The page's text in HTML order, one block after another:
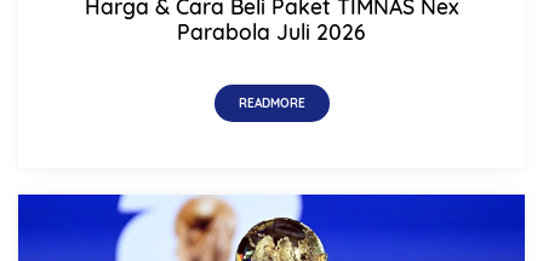
Harga & Cara Beli Paket TIMNAS Nex
Parabola Juli 2026
READMORE